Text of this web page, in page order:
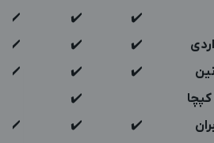
✔️
✔️
✔️
✔️
✔️
✔️
✔️
✔️
✔️
کپچا
✔️
✔️
✔️
✔️